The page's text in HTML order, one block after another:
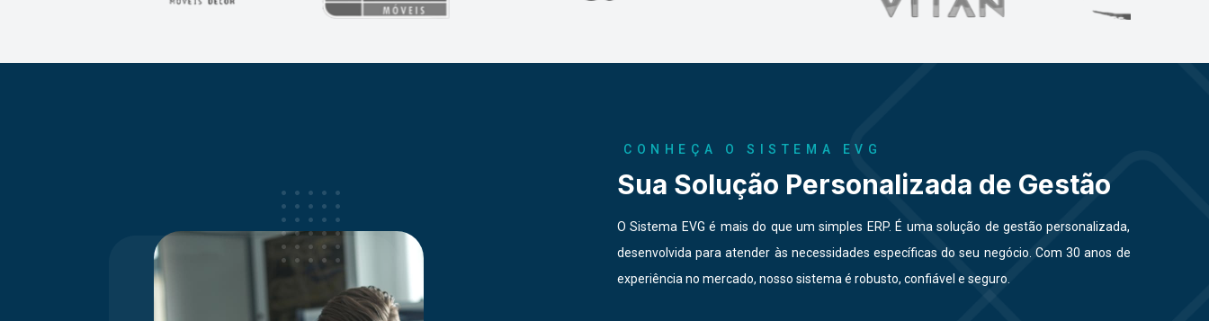
CONHEÇA O SISTEMA EVG
Sua Solução Personalizada de Gestão
O Sistema EVG é mais do que um simples ERP. É uma solução de gestão personalizada,
desenvolvida para atender às necessidades específicas do seu negócio. Com 30 anos de
experiência no mercado, nosso sistema é robusto, confiável e seguro.